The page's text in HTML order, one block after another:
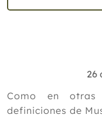
2025
2024
2023
26
Como en otras
definiciones de